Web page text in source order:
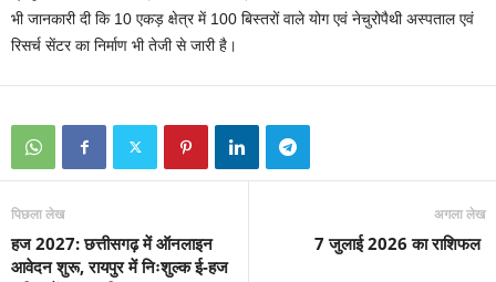
भी जानकारी दी कि 10 एकड़ क्षेत्र में 100 बिस्तरों वाले योग एवं नेचुरोपैथी अस्पताल एवं
रिसर्च सेंटर का निर्माण भी तेजी से जारी है।
पिछला लेख
हज 2027: छत्तीसगढ़ में ऑनलाइन
आवेदन शुरू, रायपुर में निःशुल्क ई-हज
अगला लेख
7 जुलाई 2026 का राशिफल